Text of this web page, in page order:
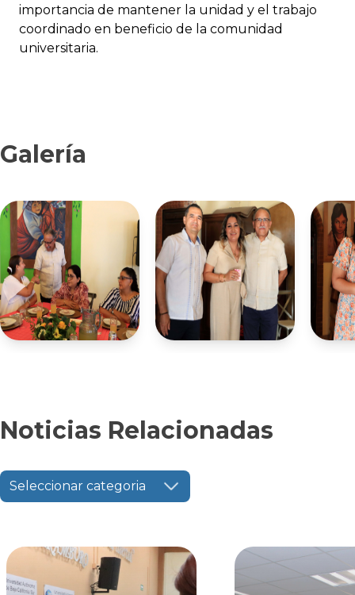
importancia de mantener la unidad y el trabajo
coordinado en beneficio de la comunidad
universitaria.
Galería
Noticias Relacionadas
Seleccionar categoria